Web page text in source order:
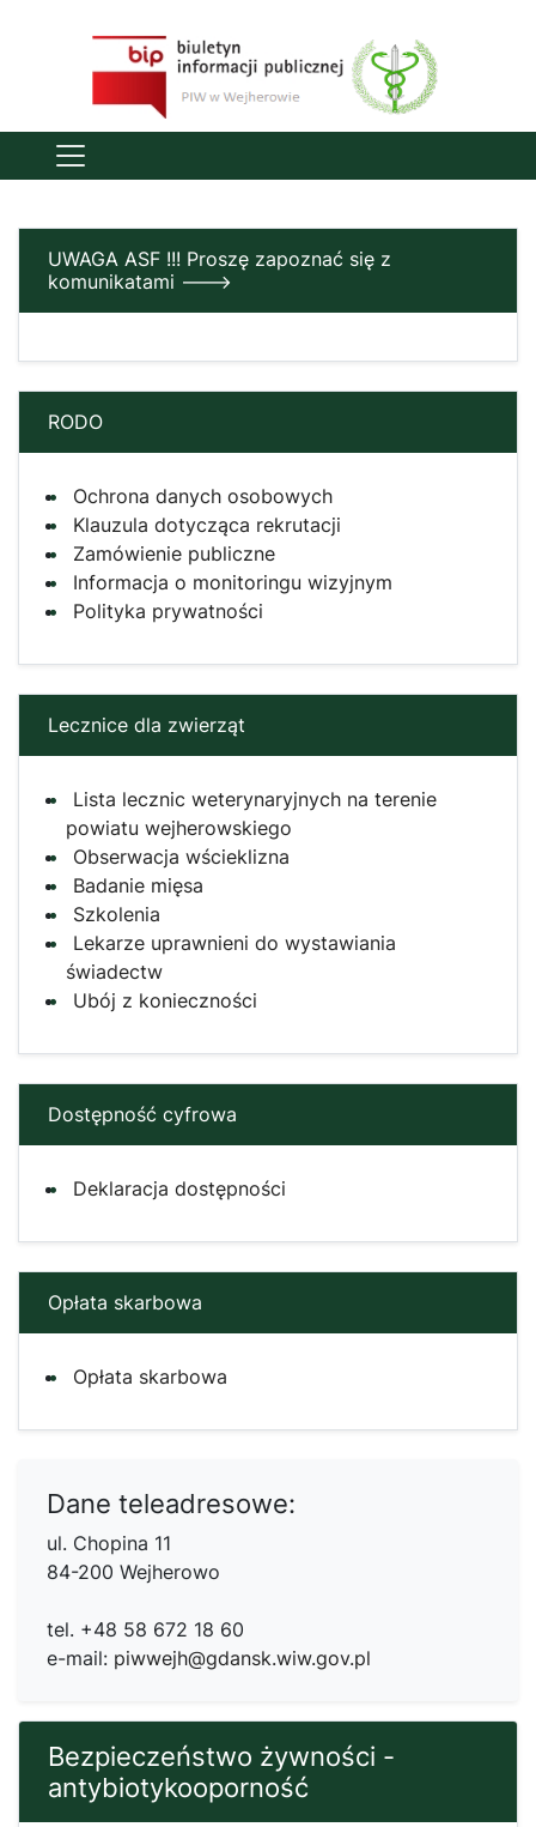
UWAGA ASF !!! Proszę zapoznać się z
komunikatami --->
RODO
Ochrona danych osobowych
Klauzula dotycząca rekrutacji
Zamówienie publiczne
Informacja o monitoringu wizyjnym
Polityka prywatności
Lecznice dla zwierząt
Lista lecznic weterynaryjnych na terenie
powiatu wejherowskiego
Obserwacja wścieklizna
Badanie mięsa
Szkolenia
Lekarze uprawnieni do wystawiania
świadectw
Ubój z konieczności
Dostępność cyfrowa
Deklaracja dostępności
Opłata skarbowa
Opłata skarbowa
Dane teleadresowe:
ul. Chopina 11
84-200 Wejherowo
tel. +48 58 672 18 60
e-mail: piwwejh@gdansk.wiw.gov.pl
Bezpieczeństwo żywności -
antybiotykooporność